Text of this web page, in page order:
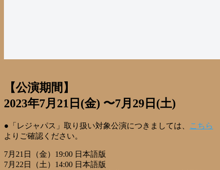
【公演期間】
2023年7月21日(金) 〜7月29日(土)
●「レジャパス」取り扱い対象公演につきましては、
こちら
よりご確認ください。
7月21日（金）19:00 日本語版
7月22日（土）14:00 日本語版